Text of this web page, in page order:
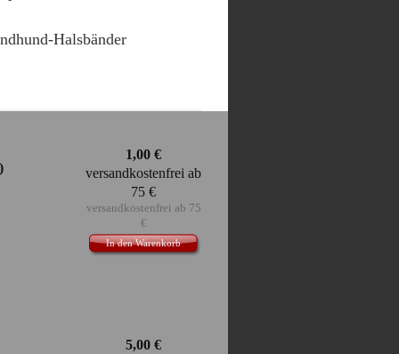
Halsbänder
1,00 €
versandkostenfrei ab
75 €
versandkostenfrei ab 75
€
In den Warenkorb
und einen
5,00 €